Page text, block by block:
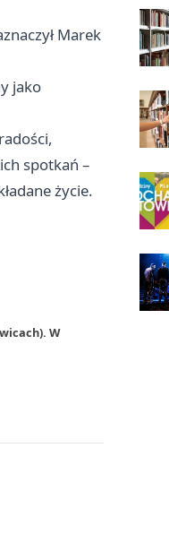
Marek
jako
spotkań –
życie.
W